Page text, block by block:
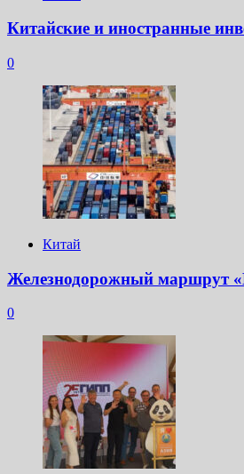
Китайские и иностранные
0
Китай
Железнодорожный маршрут
0